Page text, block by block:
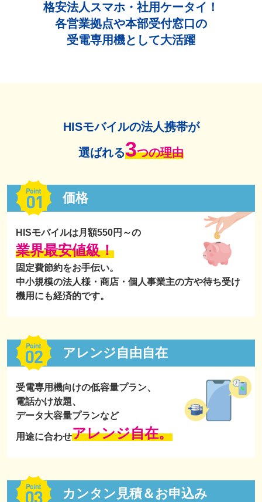
格安法人スマホ・社用ケータイ！
各営業拠点や本部受付窓口の
受電専用機として大活躍
HISモバイルの法人携帯が
選ばれる3つの理由
価格
HISモバイルは月額550円～の
業界最安値級！
固定費節約をお手伝い。
中小規模の法人様・商店・個人事業主の方や待ち受け
機用にも経済的です。
アレンジ自由自在
受電専用機向けの低容量プラン、
電話かけ放題、
データ大容量プランなど
用途に合わせアレンジ自在。
カンタン見積＆お申込み